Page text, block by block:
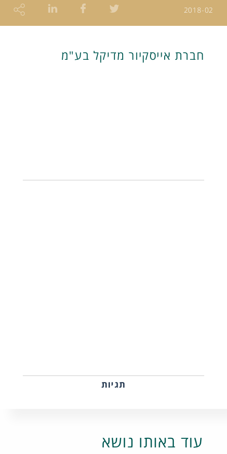
2018-02
חברת אייסקיור מדיקל בע"מ
תגיות
עוד באותו נושא